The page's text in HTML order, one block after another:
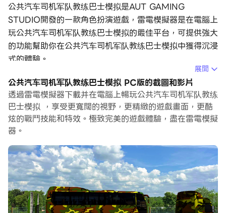
公共汽车司机军队教练巴士模拟是AUT GAMING
STUDIO開發的一款角色扮演遊戲，雷電模擬器是在電腦上
玩公共汽车司机军队教练巴士模拟的最佳平台，可提供強大
的功能幫助你在公共汽车司机军队教练巴士模拟中獲得沉浸
式的體驗。
當你在電腦上玩公共汽车司机军队教练巴士模拟的時候，作
為一個想要運行新帳號的初始玩家，多開和同步器功能對於
首抽是非常有用的。你可以使用他們去複製多個模擬器然後
開始同步過程。綁定您的帳號直到您抽到喜歡的英雄。
個很棒的選擇！運行同步器並錄製您的操作，然後即時地重
複主實例的操作。通過這樣做，您可以同時執行2個或更多
的帳戶。你可以總在其他人之前得到你想要的英雄！這要歸
功於更快的刷初始和更省時的召喚！現在就開始在電腦上下
載和玩公共汽车司机军队教练巴士模拟吧！
展開
公共汽车司机军队教练巴士模拟 PC版的截圖和影片
透過雷電模擬器下載并在電腦上暢玩公共汽车司机军队教练
巴士模拟 ，享受更寬闊的視野，更精緻的遊戲畫面，更酷
炫的戰鬥技能和特效。極致完美的遊戲體驗，盡在雷電模擬
器。